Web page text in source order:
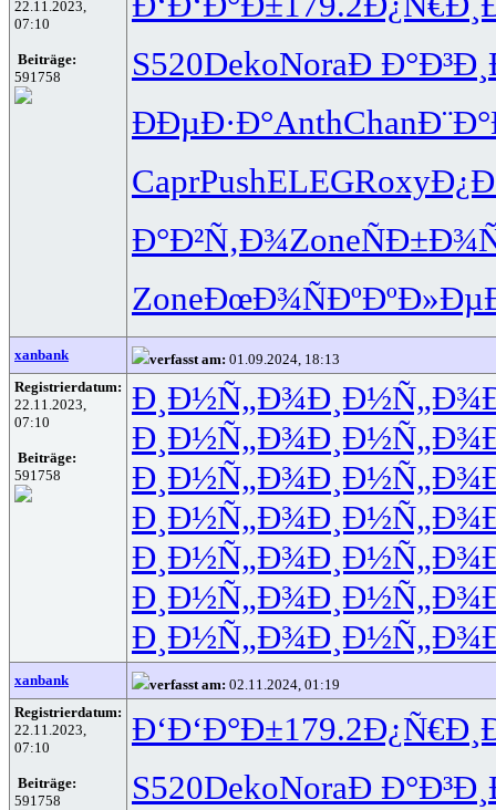
22.11.2023,
07:10
Beiträge:
591758
S520DekoNoraÐ Ð°Ð³Ð¸
ÐÐµÐ·Ð°AnthChan
CaprPushELEGRoxy
Ð°Ð²Ñ‚Ð¾Zone
ZoneÐœÐ¾ÑÐº
xanbank verfasst am: 01.09.2024, 18:13
Registrierdatum:
22.11.2023,
07:10
Beiträge:
591758
Ð¸Ð½Ñ„Ð¾Ð¸Ð½Ñ„Ð¾
Ð¸Ð½Ñ„Ð¾Ð¸Ð½Ñ„Ð¾
Ð¸Ð½Ñ„Ð¾Ð¸Ð½Ñ„Ð¾
Ð¸Ð½Ñ„Ð¾Ð¸Ð½Ñ„Ð¾
Ð¸Ð½Ñ„Ð¾Ð¸Ð½Ñ„Ð¾
Ð¸Ð½Ñ„Ð¾Ð¸Ð½Ñ„Ð¾
Ð¸Ð½Ñ„Ð¾Ð¸Ð½Ñ„Ð¾
xanbank verfasst am: 02.11.2024, 01:19
Registrierdatum:
22.11.2023,
07:10
Beiträge:
591758
Ð‘Ð‘Ð°Ð±179.2
S520DekoNoraÐ Ð°Ð³Ð¸